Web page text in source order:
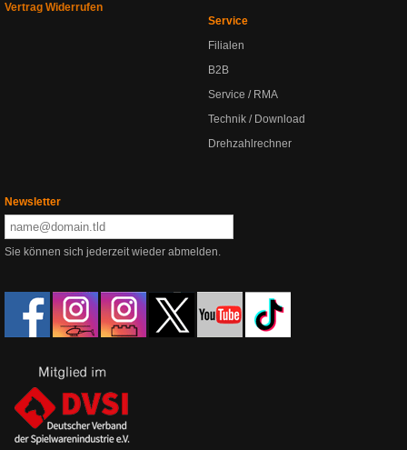
Vertrag Widerrufen
Service
Filialen
B2B
Service / RMA
Technik / Download
Drehzahlrechner
Newsletter
Sie können sich jederzeit wieder abmelden.